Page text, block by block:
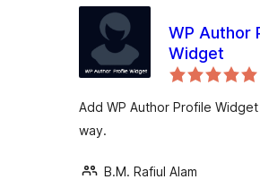
WP Author
Widget
Add WP Author Profile
way.
B.M. Rafiul Alam